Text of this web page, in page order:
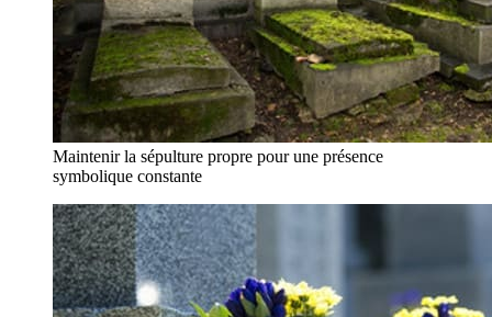
Maintenir la sépulture propre pour une présence
symbolique constante